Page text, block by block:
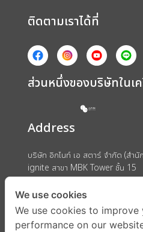
ติดตามเราได้ที่
ส่วนหนึ่งของบริษัทในเ
Address
บริษัท อิกไนท์ เอ สตาร์ จำกัด (สำนั
ignite สาขา MBK Tower ชั้น 15
ถนนพญาไท แขวงวังใหม่ เขตปทุม
We use cookies
We use cookies to improve
performance on our